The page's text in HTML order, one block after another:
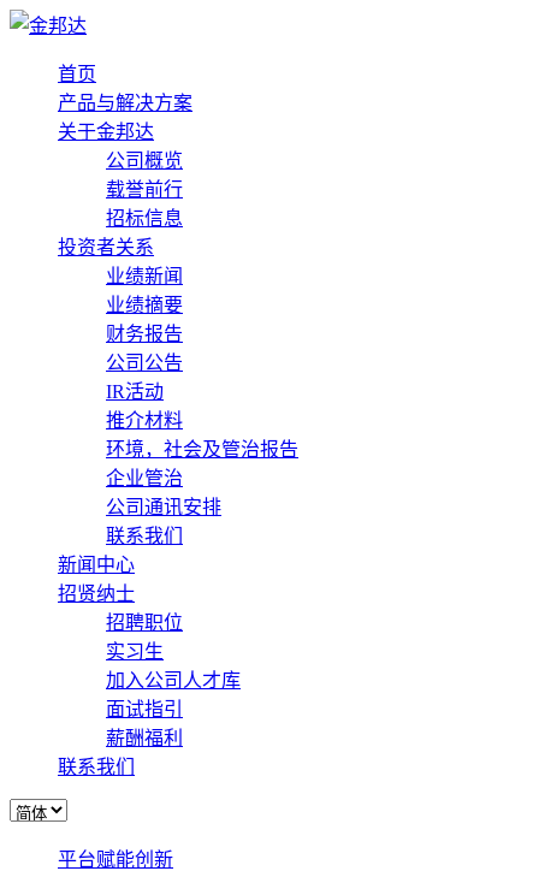
首页
产品与解决方案
关于金邦达
公司概览
载誉前行
招标信息
投资者关系
业绩新闻
业绩摘要
财务报告
公司公告
IR活动
推介材料
环境，社会及管治报告
企业管治
公司通讯安排
联系我们
新闻中心
招贤纳士
招聘职位
实习生
加入公司人才库
面试指引
薪酬福利
联系我们
平台赋能创新